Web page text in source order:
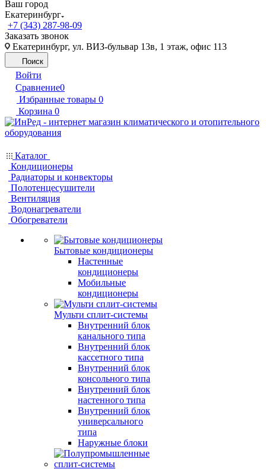
Ваш город
Екатеринбург
+7 (343) 287-98-09
Заказать звонок
Екатеринбург, ул. ВИЗ-бульвар 13в, 1 этаж, офис 113
Поиск
Войти
Сравнение0
Избранные товары 0
Корзина 0
Каталог
Кондиционеры
Радиаторы и конвекторы
Полотенцесушители
Вентиляция
Водонагреватели
Обогреватели
Бытовые кондиционеры
Настенные
кондиционеры
Мобильные
кондиционеры
Мульти сплит-системы
Внутренний блок
канального типа
Внутренний блок
кассетного типа
Внутренний блок
консольного типа
Внутренний блок
настенного типа
Внутренний блок
универсального
типа
Наружные блоки